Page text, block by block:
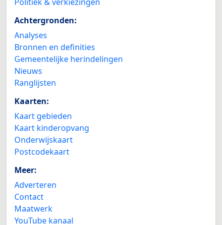
Achtergronden:
Analyses
Bronnen en definities
Gemeentelijke herindelingen
Nieuws
Ranglijsten
Kaarten:
Kaart gebieden
Kaart kinderopvang
Onderwijskaart
Postcodekaart
Meer:
Adverteren
Contact
Maatwerk
YouTube kanaal